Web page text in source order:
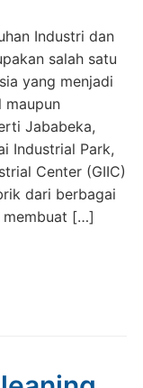
Industri dan
salah satu
yang menjadi
maupun
Jababeka,
Industrial Park,
Center (GIIC)
dari berbagai
membuat […]